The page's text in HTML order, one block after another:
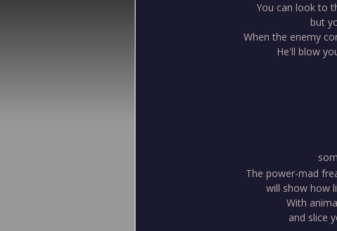
You can look to
but
When the enemy
He'll blow
The power-mad
will show how
With
and slice